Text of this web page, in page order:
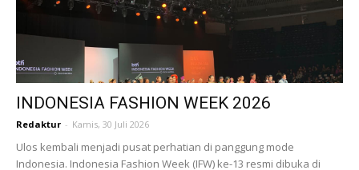
INDONESIA FASHION WEEK 2026
Redaktur - Kamis, 30 Juli 2026
Ulos kembali menjadi pusat perhatian di panggung mode
Indonesia. Indonesia Fashion Week (IFW) ke-13 resmi dibuka di